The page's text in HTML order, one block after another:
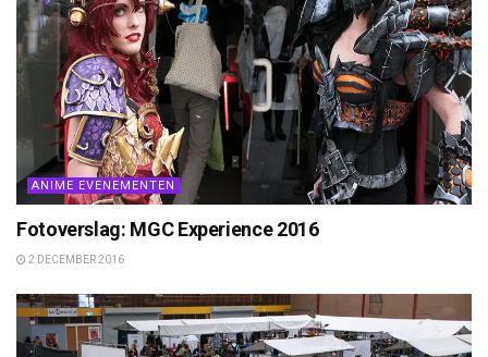
ANIME EVENEMENTEN
Fotoverslag: MGC Experience 2016
2 DECEMBER 2016